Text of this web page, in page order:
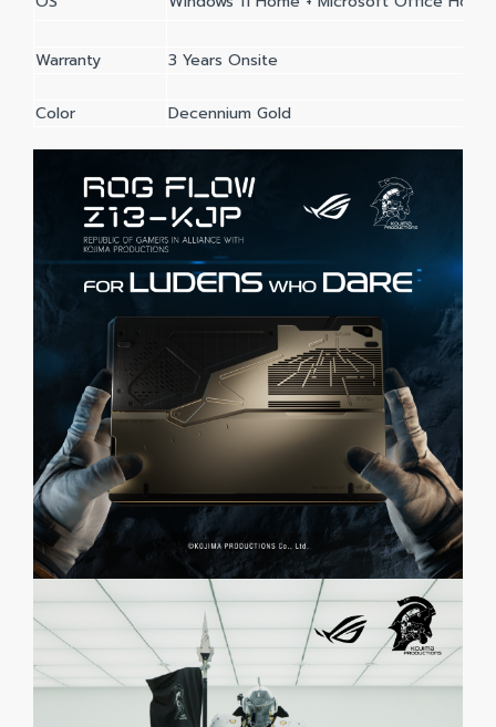
Warranty 3 Years Onsite
Color Decennium Gold